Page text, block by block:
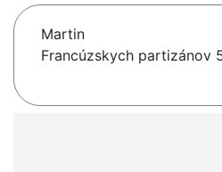
Martin
Francúzskych partizánov